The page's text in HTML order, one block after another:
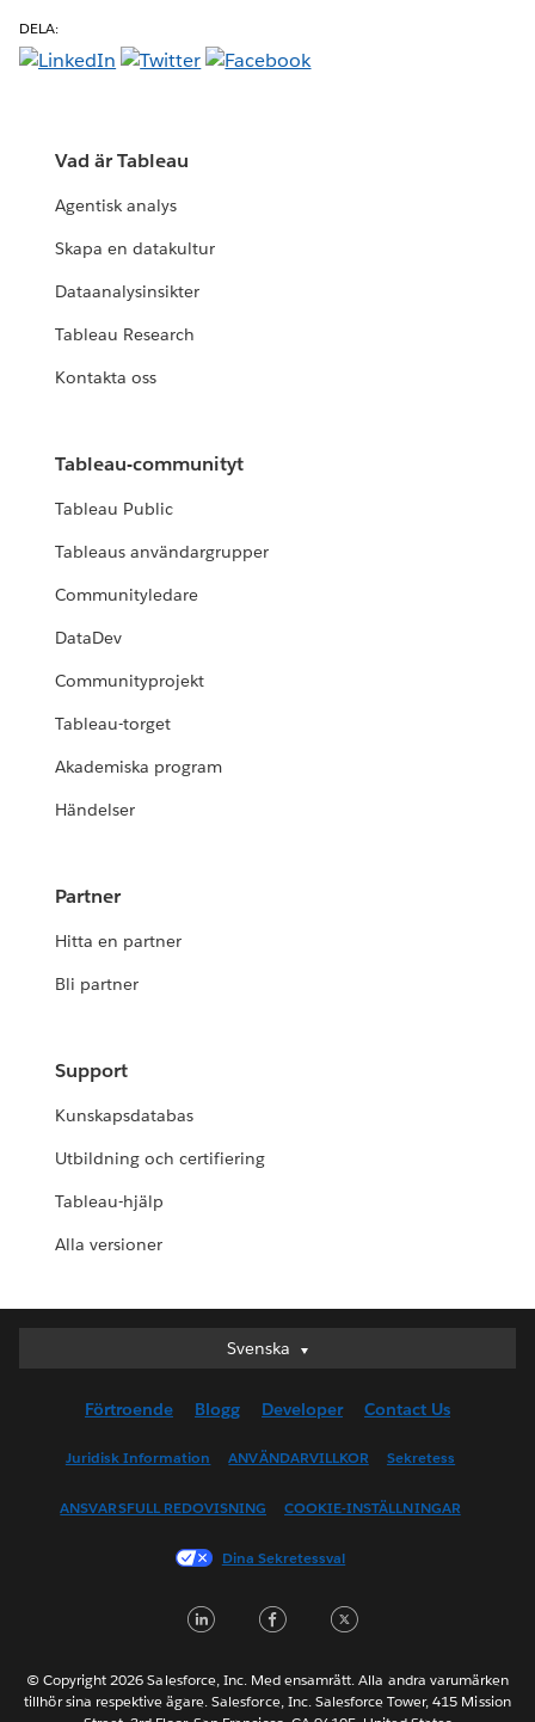
DELA:
Vad är Tableau
Agentisk analys
Skapa en datakultur
Dataanalysinsikter
Tableau Research
Kontakta oss
Tableau-communityt
Tableau Public
Tableaus användargrupper
Communityledare
DataDev
Communityprojekt
Tableau-torget
Akademiska program
Händelser
Partner
Hitta en partner
Bli partner
Support
Kunskapsdatabas
Utbildning och certifiering
Tableau-hjälp
Alla versioner
Svenska
Svenska
English (UK)
English (US)
Français (Canada)
Français (France)
日本語
Nederlands
Português
Förtroende Blogg Developer Contact Us
Juridisk Information ANVÄNDARVILLKOR Sekretess
ANSVARSFULL REDOVISNING COOKIE-INSTÄLLNINGAR
Dina Sekretessval
LinkedInFacebook
© Copyright 2026 Salesforce, Inc. Med ensamrätt. Alla andra varumärken
tillhör sina respektive ägare. Salesforce, Inc. Salesforce Tower, 415 Mission